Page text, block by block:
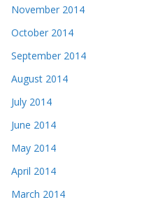
November 2014
October 2014
September 2014
August 2014
July 2014
June 2014
May 2014
April 2014
March 2014